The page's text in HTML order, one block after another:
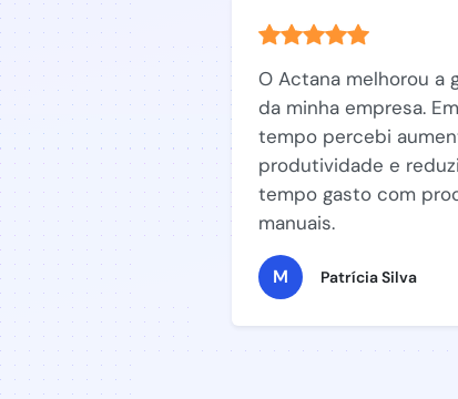
O Actana melhorou a
da minha empresa.
tempo percebi
produtividade e
tempo gasto com
manuais.
M Patrícia Silva